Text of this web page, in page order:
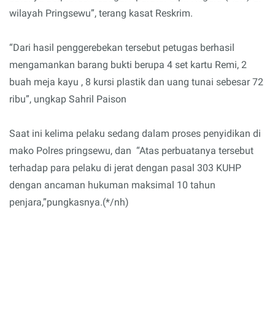
wilayah Pringsewu”, terang kasat Reskrim.
“Dari hasil penggerebekan tersebut petugas berhasil
mengamankan barang bukti berupa 4 set kartu Remi, 2
buah meja kayu , 8 kursi plastik dan uang tunai sebesar 72
ribu”, ungkap Sahril Paison
Saat ini kelima pelaku sedang dalam proses penyidikan di
mako Polres pringsewu, dan “Atas perbuatanya tersebut
terhadap para pelaku di jerat dengan pasal 303 KUHP
dengan ancaman hukuman maksimal 10 tahun
penjara,”pungkasnya.(*/nh)